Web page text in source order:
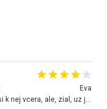
Eva
Hojdacka v Krpelanoch uz nie je, vysli sme si k nej vcera, ale, zial, uz je znicena. Ak sem planujete cestu len kvoli hojdacke, mozete si ju usetrit. Krasny vyhlad je tu vsak aj bez hojdacky :-)